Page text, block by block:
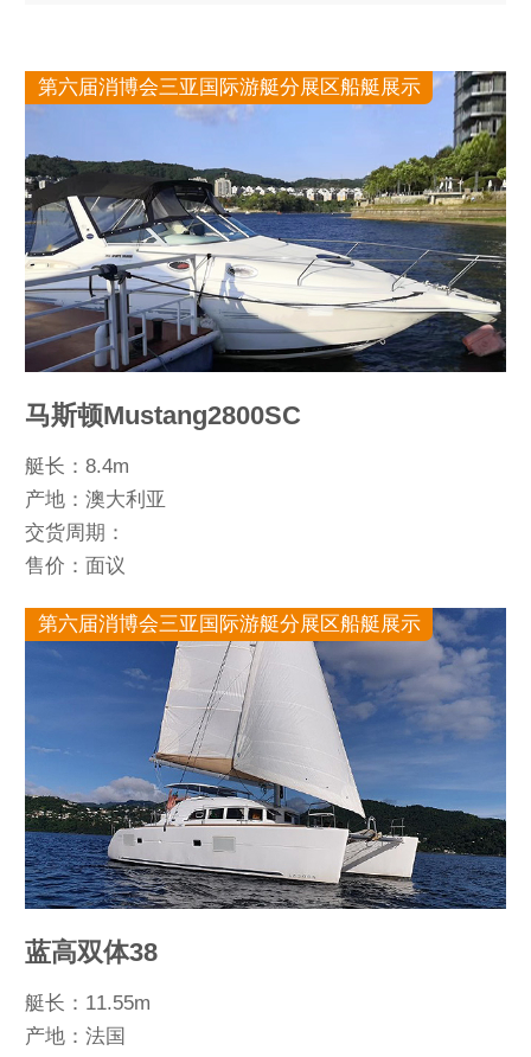
第六届消博会三亚国际游艇分展区船艇展示
马斯顿Mustang2800SC
艇长：8.4m
产地：澳大利亚
交货周期：
售价：面议
第六届消博会三亚国际游艇分展区船艇展示
蓝高双体38
艇长：11.55m
产地：法国